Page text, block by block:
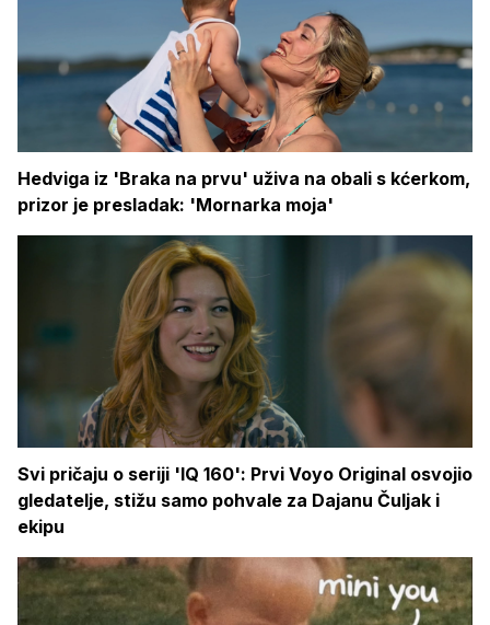
Hedviga iz 'Braka na prvu' uživa na obali s kćerkom,
prizor je presladak: 'Mornarka moja'
Svi pričaju o seriji 'IQ 160': Prvi Voyo Original osvojio
gledatelje, stižu samo pohvale za Dajanu Čuljak i
ekipu